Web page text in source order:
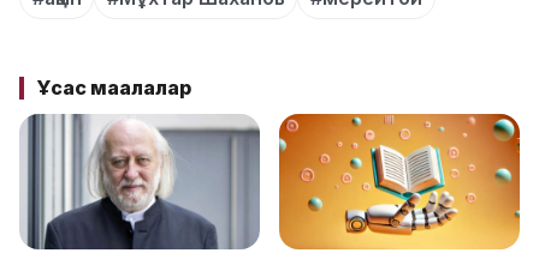
Ұқсас мақалалар